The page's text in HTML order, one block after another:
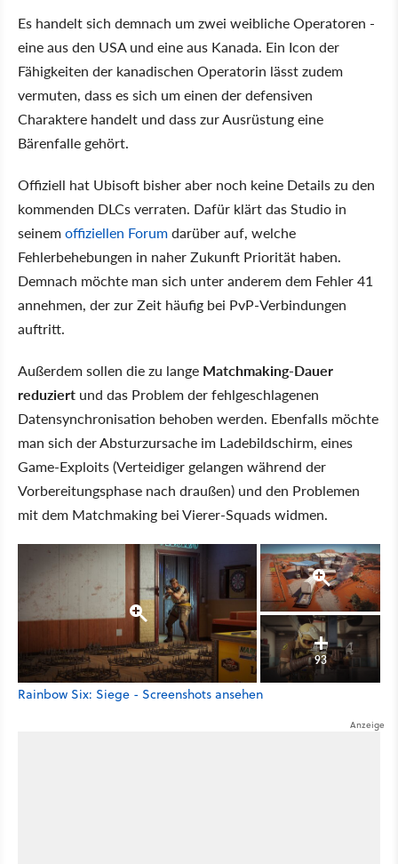
Es handelt sich demnach um zwei weibliche Operatoren -
eine aus den USA und eine aus Kanada. Ein Icon der
Fähigkeiten der kanadischen Operatorin lässt zudem
vermuten, dass es sich um einen der defensiven
Charaktere handelt und dass zur Ausrüstung eine
Bärenfalle gehört.
Offiziell hat Ubisoft bisher aber noch keine Details zu den
kommenden DLCs verraten. Dafür klärt das Studio in
seinemoffiziellen Forumdarüber auf, welche
Fehlerbehebungen in naher Zukunft Priorität haben.
Demnach möchte man sich unter anderem dem Fehler 41
annehmen, der zur Zeit häufig bei PvP-Verbindungen
auftritt.
Außerdem sollen die zu lange Matchmaking-Dauer
reduziert und das Problem der fehlgeschlagenen
Datensynchronisation behoben werden. Ebenfalls möchte
man sich der Absturzursache im Ladebildschirm, eines
Game-Exploits (Verteidiger gelangen während der
Vorbereitungsphase nach draußen) und den Problemen
mit dem Matchmaking bei Vierer-Squads widmen.
93
Rainbow Six: Siege - Screenshots ansehen